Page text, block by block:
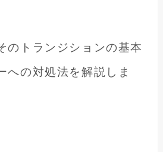
のトランジションの基本
への対処法を解説しま